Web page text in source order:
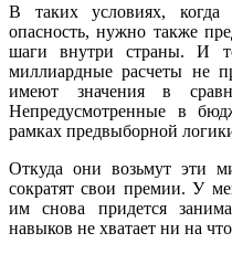
В таких условиях, когда
опасность, нужно также
шаги внутри страны. И
миллиардные расчеты не
имеют значения в
Непредусмотренные в
рамках предвыборной
Откуда они возьмут эти
сократят свои премии. У
им снова придется
навыков не хватает ни на